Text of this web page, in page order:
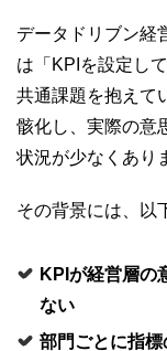
データドリブン経
は「KPIを設定し
共通課題を抱えて
骸化し、実際の意
状況が少なくあり
その背景には、以
KPI が経営層の
ない
部門ごとに指